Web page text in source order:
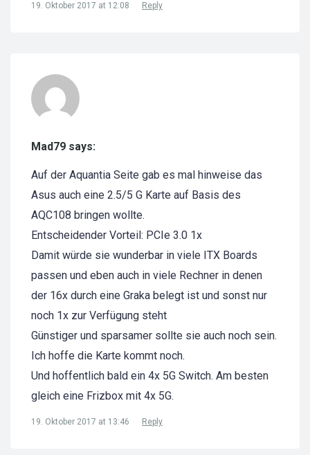
19. Oktober 2017 at 12:08 Reply
Mad79 says:
Auf der Aquantia Seite gab es mal hinweise das
Asus auch eine 2.5/5 G Karte auf Basis des
AQC108 bringen wollte.
Entscheidender Vorteil: PCIe 3.0 1x
Damit würde sie wunderbar in viele ITX Boards
passen und eben auch in viele Rechner in denen
der 16x durch eine Graka belegt ist und sonst nur
noch 1x zur Verfügung steht
Günstiger und sparsamer sollte sie auch noch sein.
Ich hoffe die Karte kommt noch.
Und hoffentlich bald ein 4x 5G Switch. Am besten
gleich eine Frizbox mit 4x 5G.
19. Oktober 2017 at 13:46 Reply